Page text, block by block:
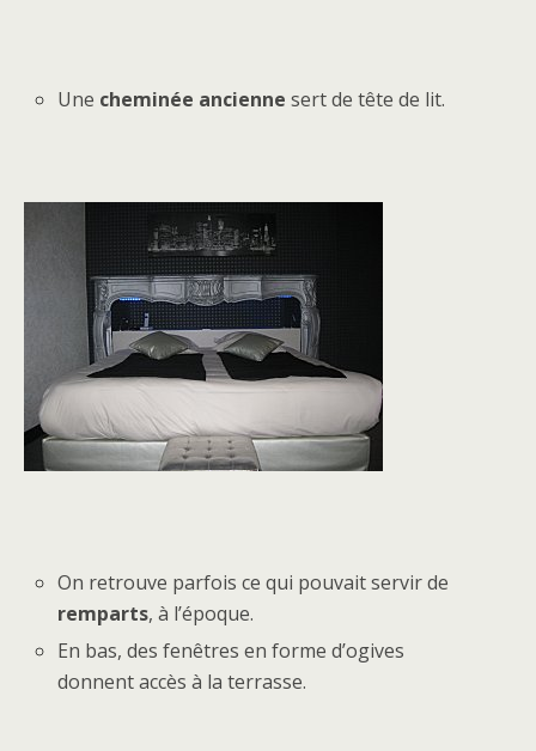
Une cheminée ancienne sert de tête de lit.
On retrouve parfois ce qui pouvait servir de
remparts, à l’époque.
En bas, des fenêtres en forme d’ogives
donnent accès à la terrasse.